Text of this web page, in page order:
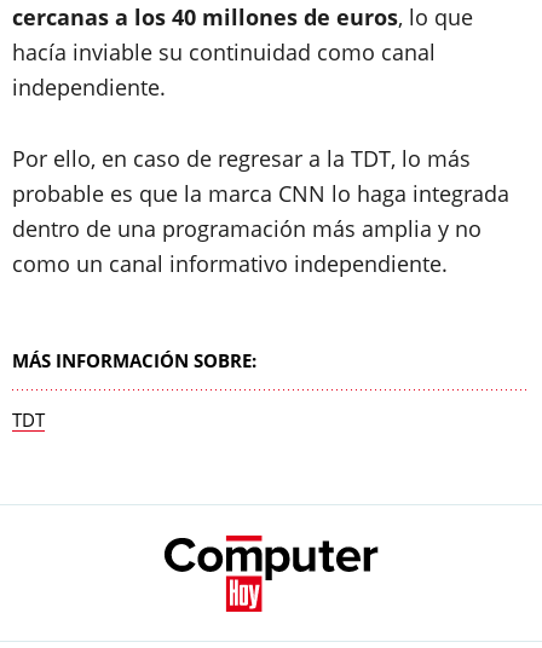
cercanas a los 40 millones de euros, lo que
hacía inviable su continuidad como canal
independiente.
Por ello, en caso de regresar a la TDT, lo más
probable es que la marca CNN lo haga integrada
dentro de una programación más amplia y no
como un canal informativo independiente.
MÁS INFORMACIÓN SOBRE:
TDT